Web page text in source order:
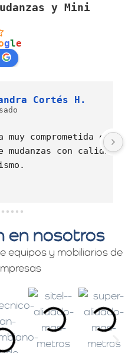
y Mini
gle
Cortés H.
comprometida con
con calidad
en nosotros
equipos y mobiliarios de